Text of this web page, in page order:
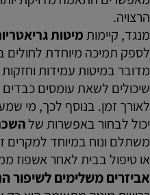
הרצויה.
מנגד, קיימותמיטות
לספק תמיכה מיוחדת לחולים
מדובר במיטות עמידות
שיכולים לשאת עומסים כבדים
לאורך זמן. בנוסף לכך, מי
יכול לבחור באפשרות של
משתלם ונוח במיוחד למקרים
או טיפול בבית לאחר אשפוז
אביזרים משלימים לשיפור